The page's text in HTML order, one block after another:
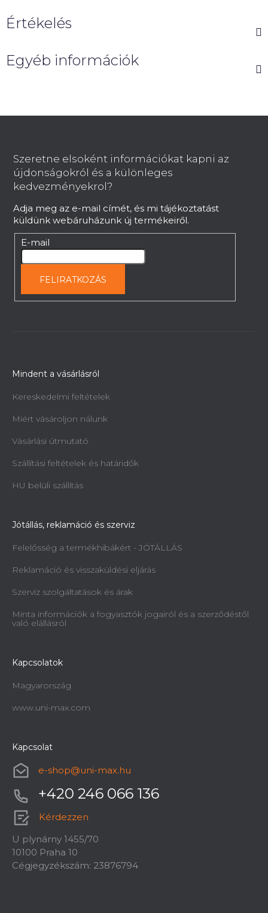
Értékelés
Egyéb információk
Szeretne elsoként információkat kapni az
újdonságokról és a különleges
kedvezményekrol?
Adja meg az e-mail címét, és mi tájékoztatást
küldünk webáruházunk új termékeiről.
E-mail
FELIRATKOZÁS
Mindent a vásárlásról
Kereskedelmi feltételek
Miért vásároljon nálunk
Vásárlási útmutató
Szállítási feltételek és határidők
HU belüli szállítás
Jótállás, reklamáció és szerviz
Felelősség a termékhibákért - JÓTÁLLÁS
Reklamáció és visszaküldési eljárás
Szerviz szolgáltatások és árak
Minta információk a fogyasztók jogairól és a szerződéstől
való elállásról
Kapcsolatok
Magyarország
www.uni-max.com
Kapcsolat
e-shop@uni-max.hu
+420 246 066 136
Kérdezzen
U plynárny 1455/70
10100 Praha 10
Cégjegyzékszám: 23876794